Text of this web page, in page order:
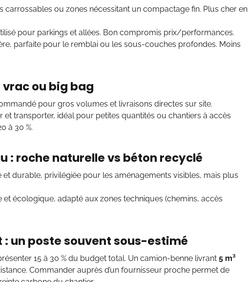
carrossables ou zones nécessitant un compactage fin. Plus cher en
pour parkings et allées. Bon compromis prix/performances.
parfaite pour le remblai ou les sous-couches profondes. Moins
ou big bag
pour gros volumes et livraisons directes sur site.
et transporter, idéal pour petites quantités ou chantiers à accès
à 30 %.
: roche naturelle vs béton recyclé
et durable, privilégiée pour les aménagements visibles, mais plus
et écologique, adapté aux zones techniques (chemins, accès
un poste souvent sous-estimé
15 à 30 % du budget total. Un camion-benne livrant 5 m³
Commander auprès d’un fournisseur proche permet de